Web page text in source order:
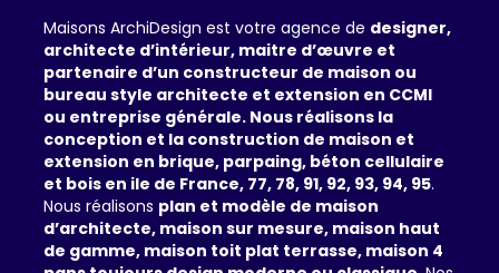
Maisons ArchiDesign est votre agence de designer,
architecte d’intérieur, maitre d’œuvre et
partenaire d’un constructeur de maison ou
bureau style architecte et extension en CCMI
ou entreprise générale. Nous réalisons la
conception et la construction de maison et
extension en brique, parpaing, béton cellulaire
et bois en ile de France, 77, 78, 91, 92, 93, 94, 95.
Nous réalisons plan et modèle de maison
d’architecte, maison sur mesure, maison haut
de gamme, maison toit plat terrasse, maison 4